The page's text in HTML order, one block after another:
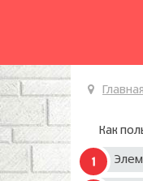
Главная
Как